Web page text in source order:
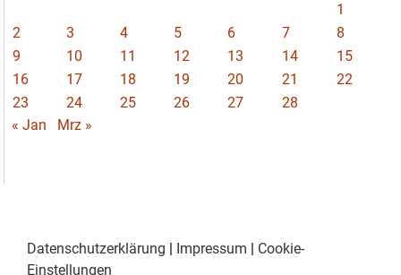
1
2
3 4 5 6 7
8
9
10 11 12 13 14
15
16
17 18 19 20 21
22
23
24 25 26 27
28
« Jan
Mrz »
Datenschutzerklärung Impressum
Cookie-
Einstellungen